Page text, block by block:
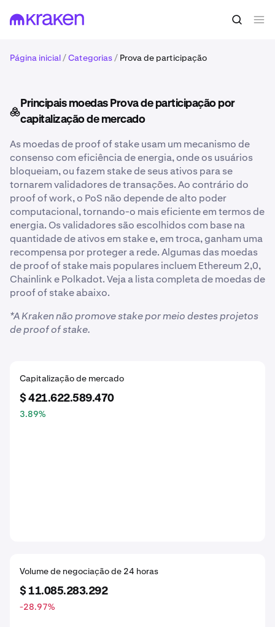
Página inicial/Categorias/ Prova de participação
Principais moedas Prova de participação por
capitalização de mercado
As moedas de proof of stake usam um mecanismo de
consenso com eficiência de energia, onde os usuários
bloqueiam, ou fazem stake de seus ativos para se
tornarem validadores de transações. Ao contrário do
proof of work, o PoS não depende de alto poder
computacional, tornando-o mais eficiente em termos de
energia. Os validadores são escolhidos com base na
quantidade de ativos em stake e, em troca, ganham uma
recompensa por proteger a rede. Algumas das moedas
de proof of stake mais populares incluem Ethereum 2,0,
Chainlink e Polkadot. Veja a lista completa de moedas de
proof of stake abaixo.
*A Kraken não promove stake por meio destes projetos
de proof of stake.
Capitalização de mercado
$ 421.622.589.470
3.89%
Volume de negociação de 24 horas
$ 11.085.283.292
-28.97%